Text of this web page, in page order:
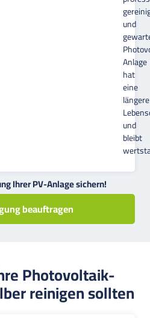
und
Anlage
hat
eine
längere
und
bleibt
Ihrer PV-Anlage sichern!
beauftragen
Photovoltaik-
reinigen sollten